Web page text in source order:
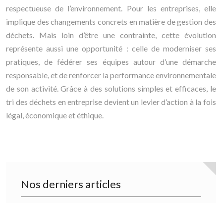
respectueuse de l’environnement. Pour les entreprises, elle
implique des changements concrets en matière de gestion des
déchets. Mais loin d’être une contrainte, cette évolution
représente aussi une opportunité : celle de moderniser ses
pratiques, de fédérer ses équipes autour d’une démarche
responsable, et de renforcer la performance environnementale
de son activité. Grâce à des solutions simples et efficaces, le
tri des déchets en entreprise devient un levier d’action à la fois
légal, économique et éthique.
Nos derniers articles